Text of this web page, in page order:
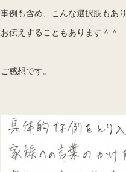
事例も含め、こんな選択肢もあ
お伝えすることもあります＾＾
ご感想です。